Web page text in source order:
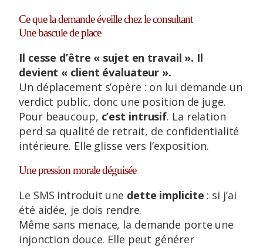
Ce que la demande éveille chez le consultant
Une bascule de place
Il cesse d’être « sujet en travail ». Il
devient « client évaluateur ».
Un déplacement s’opère : on lui demande un
verdict public, donc une position de juge.
Pour beaucoup, c’est intrusif. La relation
perd sa qualité de retrait, de confidentialité
intérieure. Elle glisse vers l’exposition.
Une pression morale déguisée
Le SMS introduit une dette implicite : si j’ai
été aidée, je dois rendre.
Même sans menace, la demande porte une
injonction douce. Elle peut générer